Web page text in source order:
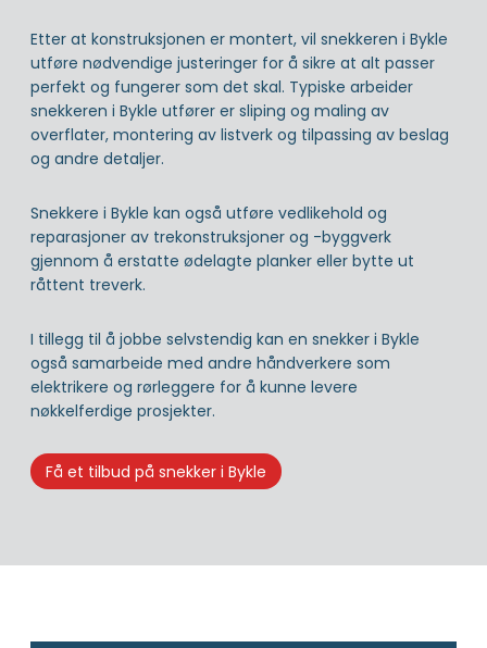
Etter at konstruksjonen er montert, vil snekkeren i Bykle
utføre nødvendige justeringer for å sikre at alt passer
perfekt og fungerer som det skal. Typiske arbeider
snekkeren i Bykle utfører er sliping og maling av
overflater, montering av listverk og tilpassing av beslag
og andre detaljer.
Snekkere i Bykle kan også utføre vedlikehold og
reparasjoner av trekonstruksjoner og -byggverk
gjennom å erstatte ødelagte planker eller bytte ut
råttent treverk.
I tillegg til å jobbe selvstendig kan en snekker i Bykle
også samarbeide med andre håndverkere som
elektrikere og rørleggere for å kunne levere
nøkkelferdige prosjekter.
Få et tilbud på snekker i Bykle